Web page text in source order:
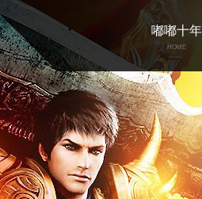
嘟嘟十年
HOME